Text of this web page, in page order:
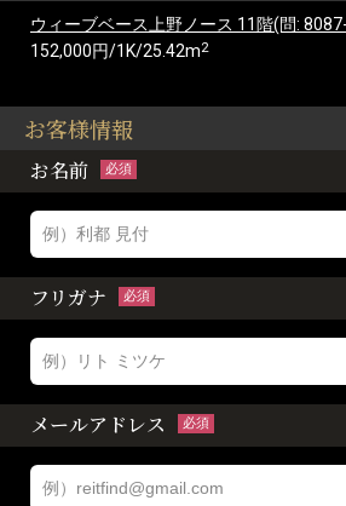
ウィーブベース上野ノース 11階(問:
152,000円/1K/25.42m2
お客様情報
お名前 必須
フリガナ 必須
メールアドレス 必須